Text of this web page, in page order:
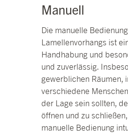
Manuell
Die manuelle
Lamellenvorhangs ist
Handhabung und
und zuverlässig.
gewerblichen Räumen,
verschiedene
der Lage sein sollten,
öffnen und zu
manuelle Bedienung